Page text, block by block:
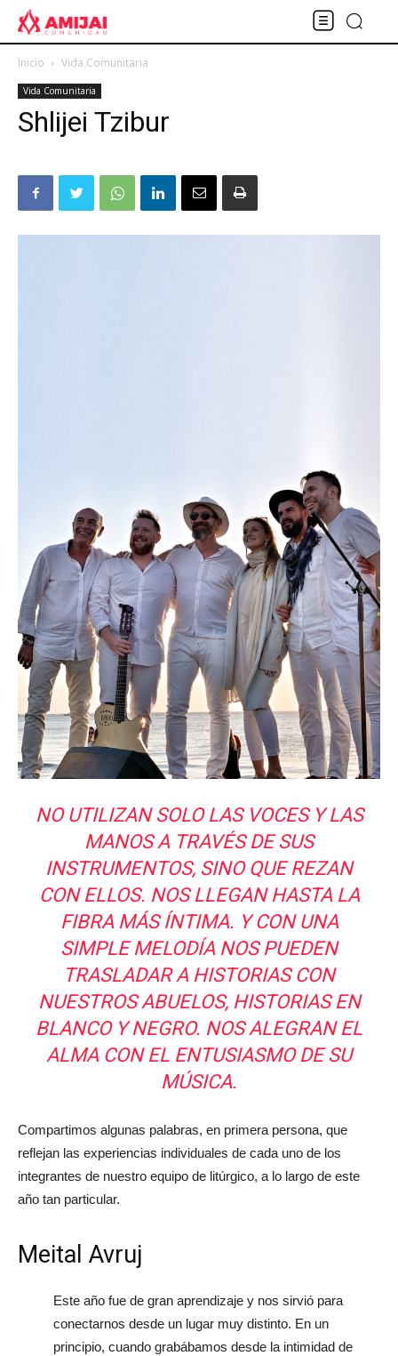
Inicio Vida Comunitaria
Vida Comunitaria
Shlijei Tzibur
NO UTILIZAN SOLO LAS VOCES Y LAS
MANOS A TRAVÉS DE SUS
INSTRUMENTOS, SINO QUE REZAN
CON ELLOS. NOS LLEGAN HASTA LA
FIBRA MÁS ÍNTIMA. Y CON UNA
SIMPLE MELODÍA NOS PUEDEN
TRASLADAR A HISTORIAS CON
NUESTROS ABUELOS, HISTORIAS EN
BLANCO Y NEGRO. NOS ALEGRAN EL
ALMA CON EL ENTUSIASMO DE SU
MÚSICA.
Compartimos algunas palabras, en primera persona, que
reflejan las experiencias individuales de cada uno de los
integrantes de nuestro equipo de litúrgico, a lo largo de este
año tan particular.
Meital Avruj
Este año fue de gran aprendizaje y nos sirvió para
conectarnos desde un lugar muy distinto. En un
principio, cuando grabábamos desde la intimidad de